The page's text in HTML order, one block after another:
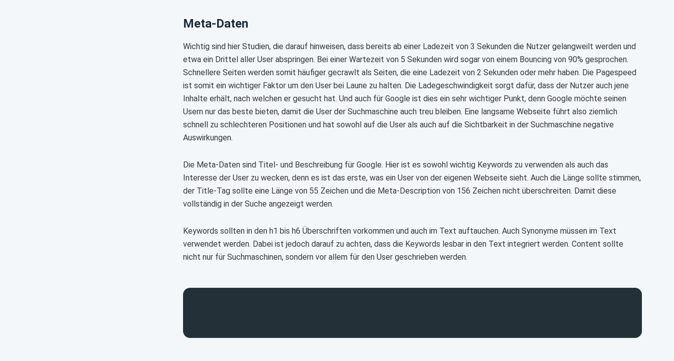
Meta-Daten
Wichtig sind hier Studien, die darauf hinweisen, dass bereits ab einer Ladezeit von 3 Sekunden die Nutzer gelangweilt werden und
etwa ein Drittel aller User abspringen. Bei einer Wartezeit von 5 Sekunden wird sogar von einem Bouncing von 90% gesprochen.
Schnellere Seiten werden somit häufiger gecrawlt als Seiten, die eine Ladezeit von 2 Sekunden oder mehr haben. Die Pagespeed
ist somit ein wichtiger Faktor um den User bei Laune zu halten. Die Ladegeschwindigkeit sorgt dafür, dass der Nutzer auch jene
Inhalte erhält, nach welchen er gesucht hat. Und auch für Google ist dies ein sehr wichtiger Punkt, denn Google möchte seinen
Usern nur das beste bieten, damit die User der Suchmaschine auch treu bleiben. Eine langsame Webseite führt also ziemlich
schnell zu schlechteren Positionen und hat sowohl auf die User als auch auf die Sichtbarkeit in der Suchmaschine negative
Auswirkungen.
Die Meta-Daten sind Titel- und Beschreibung für Google. Hier ist es sowohl wichtig Keywords zu verwenden als auch das
Interesse der User zu wecken, denn es ist das erste, was ein User von der eigenen Webseite sieht. Auch die Länge sollte stimmen,
der Title-Tag sollte eine Länge von 55 Zeichen und die Meta-Description von 156 Zeichen nicht überschreiten. Damit diese
vollständig in der Suche angezeigt werden.
Keywords sollten in den h1 bis h6 Überschriften vorkommen und auch im Text auftauchen. Auch Synonyme müssen im Text
verwendet werden. Dabei ist jedoch darauf zu achten, dass die Keywords lesbar in den Text integriert werden. Content sollte
nicht nur für Suchmaschinen, sondern vor allem für den User geschrieben werden.